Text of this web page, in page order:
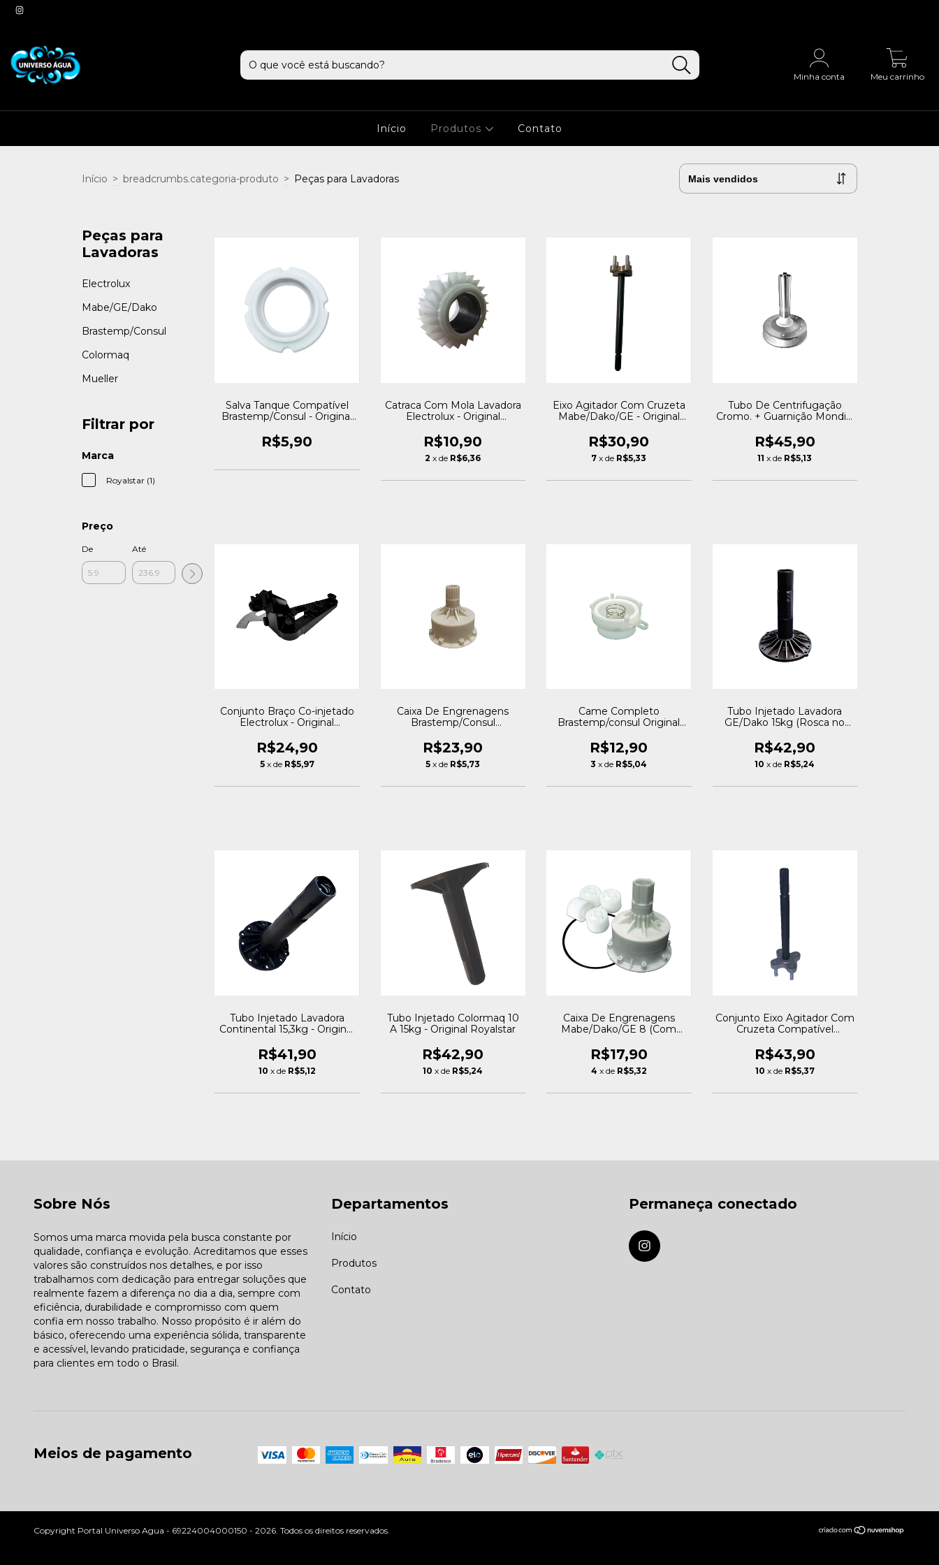
Minha conta Meu carrinho
Início Produtos Contato
Início > breadcrumbs.categoria-produto > Peças para Lavadoras
Peças para
Lavadoras
Electrolux
Mabe/GE/Dako
Brastemp/Consul
Colormaq
Mueller
Filtrar por
Marca
Royalstar (1)
Preço
De Até
Salva Tanque Compatível
Brastemp/Consul - Original
R$5,90
Catraca Com Mola Lavadora
Electrolux - Original
R$10,90
2 x de R$6,36
Eixo Agitador Com Cruzeta
Mabe/Dako/GE - Original
R$30,90
7 x de R$5,33
Tubo De Centrifugação
Cromo. + Guarnição Mondial
R$45,90
11 x de R$5,13
Conjunto Braço Co-injetado
Electrolux - Original
R$24,90
5 x de R$5,97
Caixa De Engrenagens
Brastemp/Consul
Royalstar
R$23,90
5 x de R$5,73
Came Completo
Brastemp/consul Original
R$12,90
3 x de R$5,04
Tubo Injetado Lavadora
GE/Dako 15kg (Rosca no
R$42,90
10 x de R$5,24
Tubo Injetado Lavadora
Continental 15,3kg - Original
R$41,90
10 x de R$5,12
Tubo Injetado Colormaq 10
A 15kg - Original Royalstar
R$42,90
10 x de R$5,24
Caixa De Engrenagens
Mabe/Dako/GE 8 (Com
R$17,90
4 x de R$5,32
Conjunto Eixo Agitador Com
Cruzeta Compatível
Royalstar
R$43,90
10 x de R$5,37
Sobre Nós
Somos uma marca movida pela busca constante por
qualidade, confiança e evolução. Acreditamos que esses
valores são construídos nos detalhes, e por isso
trabalhamos com dedicação para entregar soluções que
realmente fazem a diferença no dia a dia, sempre com
eficiência, durabilidade e compromisso com quem
confia em nosso trabalho. Nosso propósito é ir além do
básico, oferecendo uma experiência sólida, transparente
e acessível, levando praticidade, segurança e confiança
para clientes em todo o Brasil.
Departamentos
Início
Produtos
Contato
Permaneça conectado
Meios de pagamento
Copyright Portal Universo Agua - 69224004000150 - 2026. Todos os direitos reservados.